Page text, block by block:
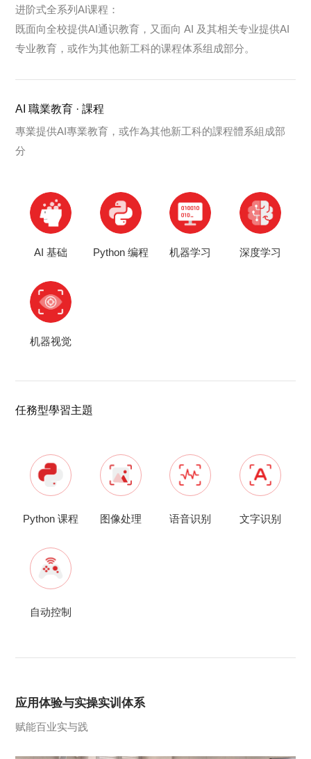
进阶式全系列AI课程：
既面向全校提供AI通识教育，又面向 AI 及其相关专业提供AI
专业教育，或作为其他新工科的课程体系组成部分。
AI 職業教育 · 課程
專業提供AI專業教育，或作為其他新工科的課程體系組成部
分
AI 基础 Python 编程 机器学习 深度学习
机器视觉
任務型學習主題
Python 课程 图像处理 语音识别 文字识别
自动控制
应用体验与实操实训体系
赋能百业实与践